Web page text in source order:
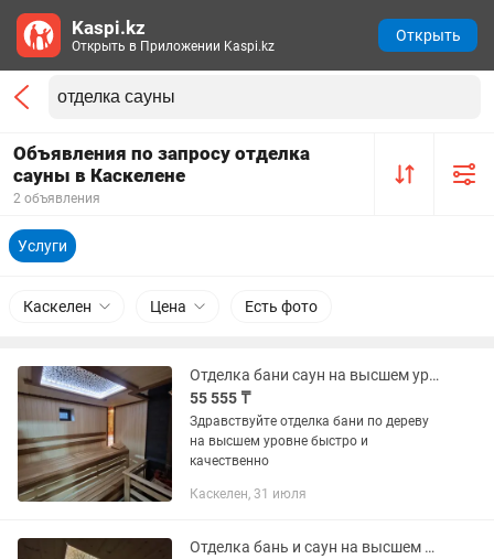
Объявления по запросу отделка
сауны в Каскелене
2 объявления
Услуги
Каскелен Цена Есть фото
Отделка бани саун на высшем уровне
55 555 ₸
Здравствуйте отделка бани по дереву
на высшем уровне быстро и
качественно
Каскелен, 31 июля
Отделка бань и саун на высшем уровне
Kaspi.kz
Открыть в Приложении Kaspi.kz
Открыть